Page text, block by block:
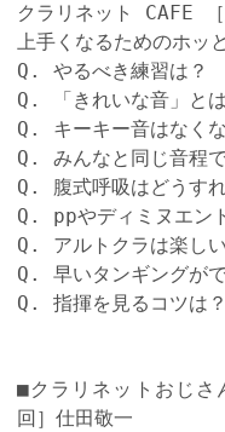
クラリネット CAFE
上手くなるためのホッ
Q. やるべき練習は？
Q. 「きれいな音」と
Q. キーキー音はなく
Q. みんなと同じ音程
Q. 腹式呼吸はどうす
Q. ppやディミヌエン
Q. アルトクラは楽し
Q. 早いタンギングが
Q. 指揮を見るコツは？
■クラリネットおじさ
回］仕田敬一